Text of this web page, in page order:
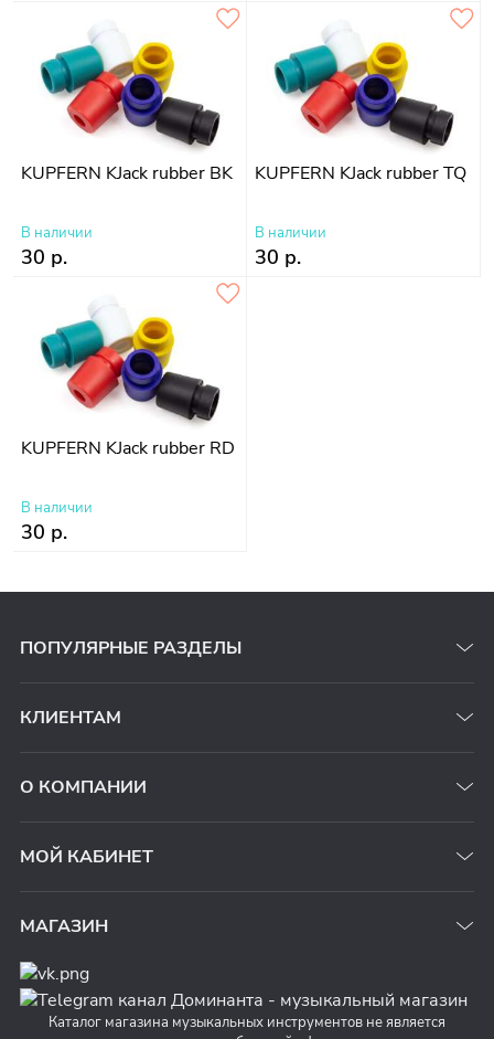
KUPFERN KJack rubber BK
В наличии
30 р.
KUPFERN KJack rubber TQ
В наличии
30 р.
KUPFERN KJack rubber RD
В наличии
30 р.
ПОПУЛЯРНЫЕ РАЗДЕЛЫ
КЛИЕНТАМ
О КОМПАНИИ
МОЙ КАБИНЕТ
МАГАЗИН
Каталог магазина музыкальных инструментов не является